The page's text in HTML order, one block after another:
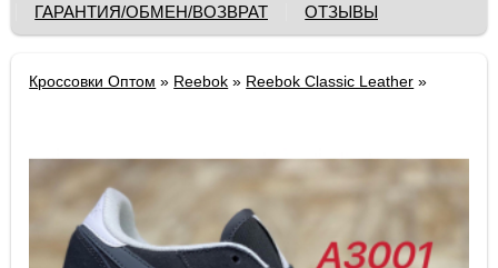
ГАРАНТИЯ/ОБМЕН/ВОЗВРАТ
ОТЗЫВЫ
Кроссовки Оптом » Reebok » Reebok Classic Leather »